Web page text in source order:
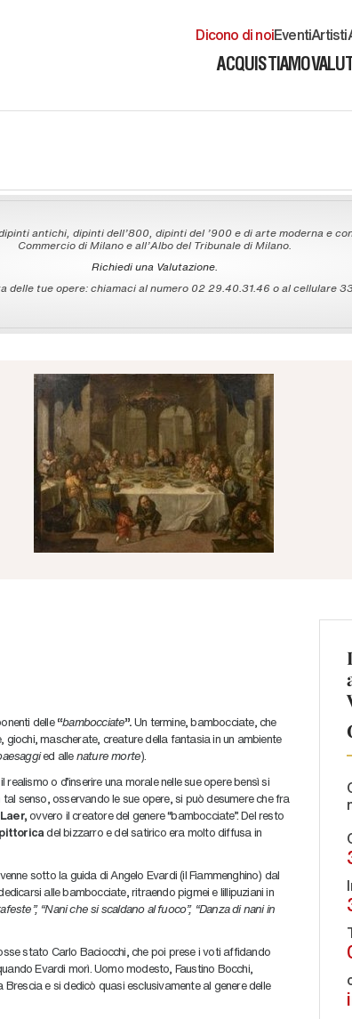
Dicono di noiEventiArtisti
ACQUISTIAMO
antichi, dipinti dell'800, dipinti del '900 e di arte moderna e
Commercio di Milano e all'Albo del Tribunale di Milano.
Richiedi una Valutazione.
tue opere: chiamaci al numero 02 29.40.31.46 o al cellulare
delle“bambocciate”.Un termine, bambocciate, che
mascherate, creature della fantasia in un ambiente
ed allenature morte).
o d’inserire una morale nelle sue opere bensì si
senso, osservando le sue opere, si può desumere che fra
ovvero il creatore del genere “bambocciate”. Del resto
pittoricadel bizzarro e del satirico era molto diffusa in
sotto la guida di Angelo Evardi (il Fiammenghino) dal
alle bambocciate, ritraendo pigmei e lillipuziani in
“Nani che si scaldano al fuoco”, “Danza di nani in
stato Carlo Baciocchi, che poi prese i voti affidando
Evardi morì. Uomo modesto, Faustino Bocchi,
e si dedicò quasi esclusivamente al genere delle